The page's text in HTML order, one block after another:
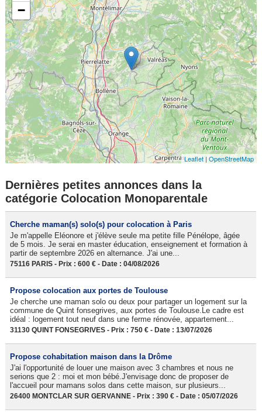
−
Leaflet |OpenStreetMap
Dernières petites annonces dans la
catégorie Colocation Monoparentale
Cherche maman(s) solo(s) pour colocation à Paris
Je m'appelle Eléonore et j'élève seule ma petite fille Pénélope, âgée
de 5 mois. Je serai en master éducation, enseignement et formation à
partir de septembre 2026 en alternance. J'ai une...
75116 PARIS - Prix : 600 € - Date : 04/08/2026
Propose colocation aux portes de Toulouse
Je cherche une maman solo ou deux pour partager un logement sur la
commune de Quint fonsegrives, aux portes de Toulouse.Le cadre est
idéal : logement tout neuf dans une ferme rénovée, appartement...
31130 QUINT FONSEGRIVES - Prix : 750 € - Date : 13/07/2026
Propose cohabitation maison dans la Drôme
J'ai l'opportunité de louer une maison avec 3 chambres et nous ne
serions que 2 : moi et mon bébé.J'envisage donc de proposer de
l'accueil pour mamans solos dans cette maison, sur plusieurs...
26400 MONTCLAR SUR GERVANNE - Prix : 390 € - Date : 05/07/2026